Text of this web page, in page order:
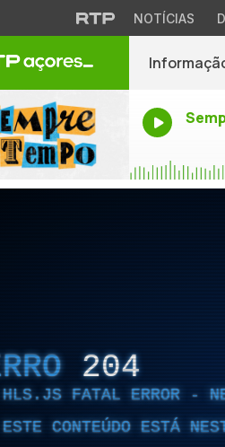
NOTÍCIAS
204
HLS.JS FATAL ERROR -
ESTE CONTEÚDO ESTÁ